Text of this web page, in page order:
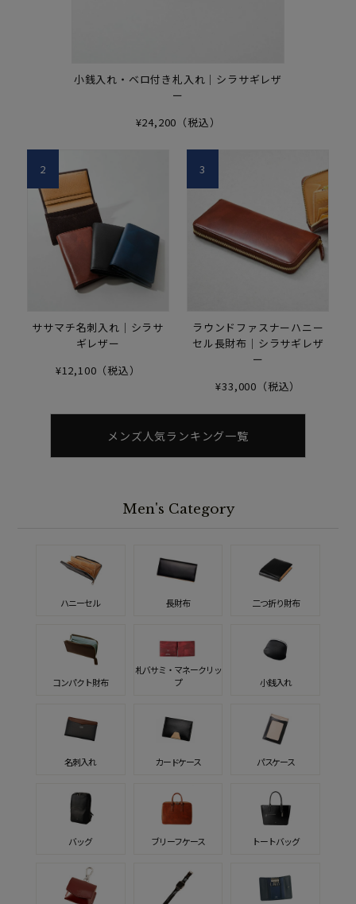
小銭入れ・ベロ付き札入れ｜シラサギレザ
ー
¥24,200（税込）
ササマチ名刺入れ｜シラサ
ギレザー
¥12,100（税込）
2
ラウンドファスナーハニー
セル長財布｜シラサギレザ
ー
¥33,000（税込）
3
メンズ人気ランキング一覧
Men's Category
ハニーセル 長財布 二つ折り財布
コンパクト財布
札バサミ・マネークリッ
プ
小銭入れ
名刺入れ カードケース パスケース
バッグ ブリーフケース トートバッグ